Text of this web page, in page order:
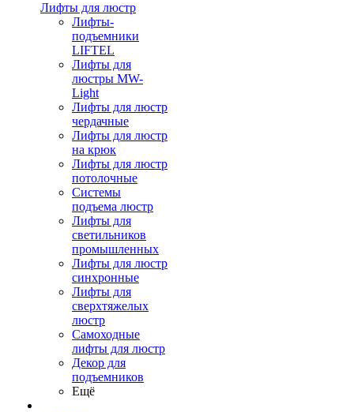
Лифты для люстр
Лифты-
подъемники
LIFTEL
Лифты для
люстры MW-
Light
Лифты для люстр
чердачные
Лифты для люстр
на крюк
Лифты для люстр
потолочные
Системы
подъема люстр
Лифты для
светильников
промышленных
Лифты для люстр
синхронные
Лифты для
сверхтяжелых
люстр
Самоходные
лифты для люстр
Декор для
подъемников
Ещё